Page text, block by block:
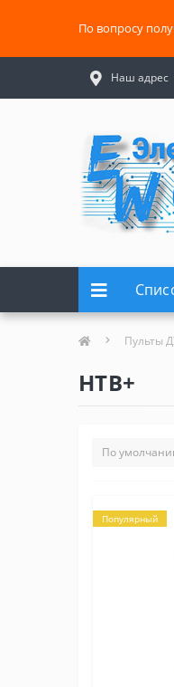
По вопросу
Наш адрес
Пульты
НТВ+
Популярный